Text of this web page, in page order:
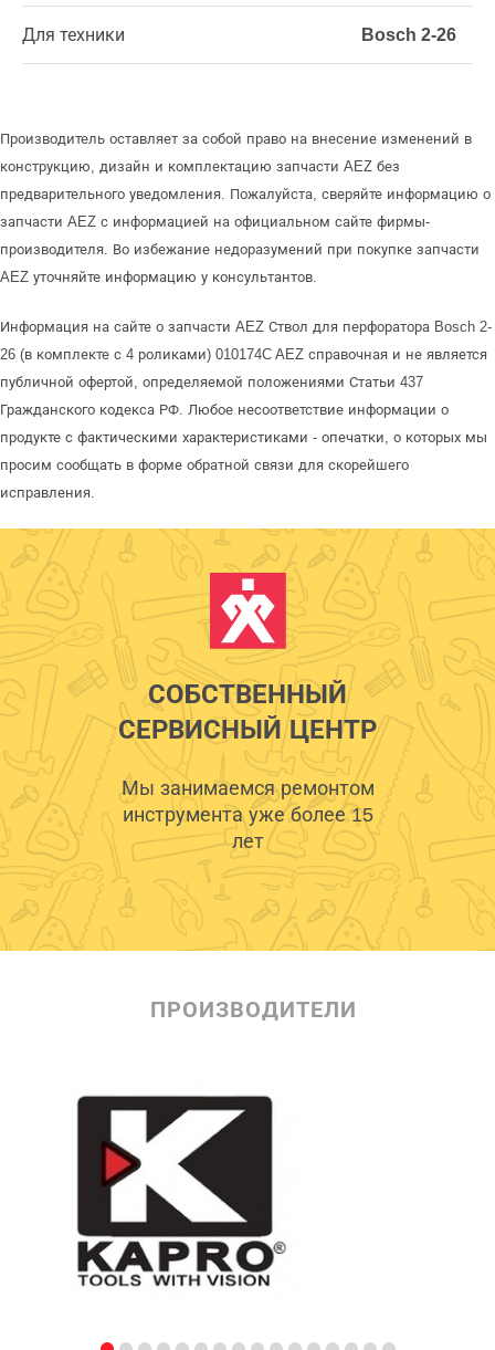
Для техники Bosch 2-26
Производитель оставляет за собой право на внесение изменений в
конструкцию, дизайн и комплектацию запчасти AEZ без
предварительного уведомления. Пожалуйста, сверяйте информацию о
запчасти AEZ с информацией на официальном сайте фирмы-
производителя. Во избежание недоразумений при покупке запчасти
AEZ уточняйте информацию у консультантов.
Информация на сайте о запчасти AEZ Ствол для перфоратора Bosch 2-
26 (в комплекте с 4 роликами) 010174C AEZ справочная и не является
публичной офертой, определяемой положениями Статьи 437
Гражданского кодекса РФ. Любое несоответствие информации о
продукте с фактическими характеристиками - опечатки, о которых мы
просим сообщать в форме обратной связи для скорейшего
исправления.
СОБСТВЕННЫЙ
СЕРВИСНЫЙ ЦЕНТР
Мы занимаемся ремонтом
инструмента уже более 15
лет
ПРОИЗВОДИТЕЛИ